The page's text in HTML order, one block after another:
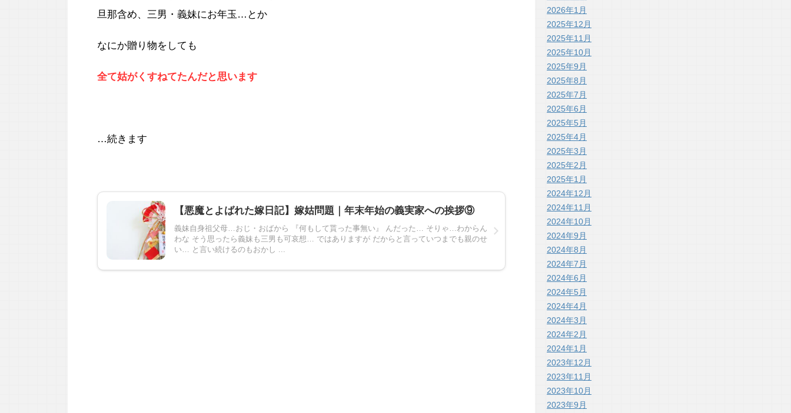
旦那含め、三男・義妹にお年玉…とか
なにか贈り物をしても
全て姑がくすねてたんだと思います
…続きます
【悪魔とよばれた嫁日記】嫁姑問題｜年末年始の義実家への挨拶⑨
義妹自身祖父母…おじ・おばから 『何もして貰った事無い』 んだった… そりゃ…わからん
わな そう思ったら義妹も三男も可哀想… ではありますが だからと言っていつまでも親のせ
い… と言い続けるのもおかし ...
2026年1月
2025年12月
2025年11月
2025年10月
2025年9月
2025年8月
2025年7月
2025年6月
2025年5月
2025年4月
2025年3月
2025年2月
2025年1月
2024年12月
2024年11月
2024年10月
2024年9月
2024年8月
2024年7月
2024年6月
2024年5月
2024年4月
2024年3月
2024年2月
2024年1月
2023年12月
2023年11月
2023年10月
2023年9月